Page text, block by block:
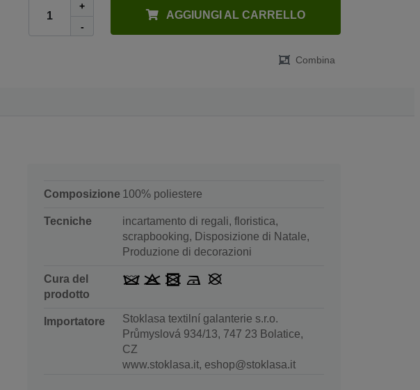
+
-
AGGIUNGI AL CARRELLO
Combina
Composizione 100% poliestere
Tecniche
incartamento di regali, floristica,
scrapbooking, Disposizione di Natale,
Produzione di decorazioni
Cura del
prodotto
Importatore
Stoklasa textilní galanterie s.r.o.
Průmyslová 934/13, 747 23 Bolatice,
CZ
www.stoklasa.it, eshop@stoklasa.it